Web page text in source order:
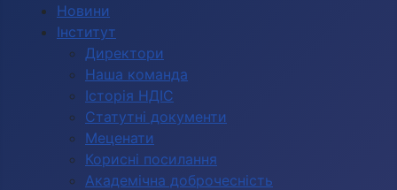
Новини
Інститут
Директори
Наша команда
Історія НДІС
Статутні документи
Меценати
Корисні посилання
Академічна доброчесність